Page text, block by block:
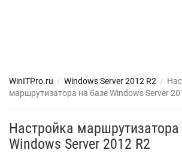
WinITPro.ru / Windows Server 2012 R2 /
маршрутизатора на базе Windows Server
Настройка маршрутизатора
Windows Server 2012 R2